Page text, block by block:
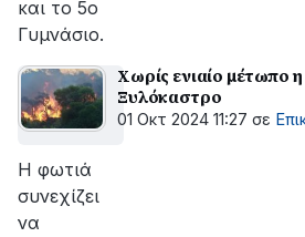
και το 5ο
Γυμνάσιο.
Χωρίς ενιαίο μέτωπο
Ξυλόκαστρο
01 Οκτ 2024 11:27 σε
Η φωτιά
συνεχίζει
να